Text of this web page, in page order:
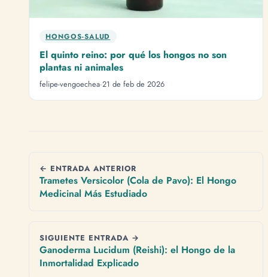
HONGOS-SALUD
El quinto reino: por qué los hongos no son
plantas ni animales
felipe-vengoechea·21 de feb de 2026
← ENTRADA ANTERIOR
Trametes Versicolor (Cola de Pavo): El Hongo
Medicinal Más Estudiado
SIGUIENTE ENTRADA →
Ganoderma Lucidum (Reishi): el Hongo de la
Inmortalidad Explicado